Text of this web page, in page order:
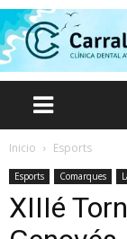
Inicio Esports
Esports Comarques
XIIIé